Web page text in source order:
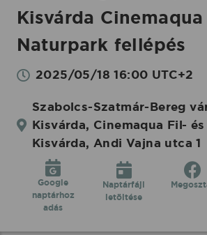
Kisvárda
Naturpark fellépés
2025/05/18 16:00 UTC+2
Szabolcs-Szatmár-Bereg
Kisvárda, Cinemaqua Fil-
Kisvárda, Andi Vajna utca 1
Google
naptárhoz
adás
Naptárfájl
letöltése